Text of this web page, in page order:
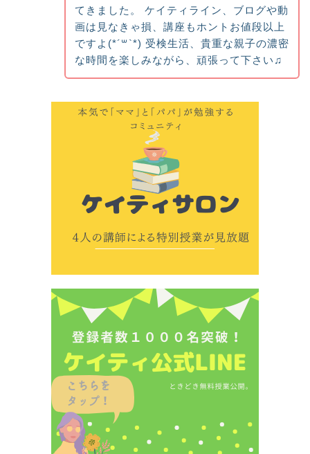
てきました。 ケイティライン、ブログや動
画は見なきゃ損、講座もホントお値段以上
ですよ(*´꒳`*) 受検生活、貴重な親子の濃密
な時間を楽しみながら、頑張って下さい♫